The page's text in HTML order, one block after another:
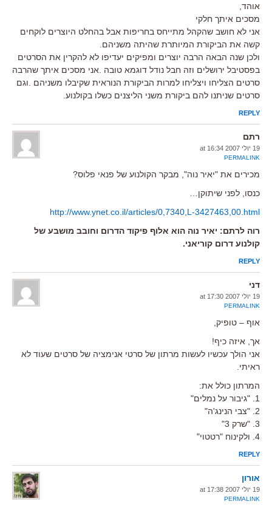
אוהד,
מסכים איתך חלקי
אני לא חושב שהקהל מתייחס בחריפות אבל בהחלט היוצרים לוקחים
קשה את הביקורת המיותרת שהיתה משניהם.
ולכן שנה הבאה הרבה יוצרים ומפיקים יעדיפו לא להקרין את הסרטים
בפסטיבל ירושלים וזה חבל נודל דוגמא טובה .אני מסכים איתך שהרבה
סרטים הצליחו ויצליחו למרות הביקורת הנוראית שקיבלו משניהם .וגם
סרטים שניתנו להם ביקורת משני הליצנים כשלו בקולנוע.
REPLY
רתם
19 יולי 2007 at 16:34
PERMALINK
מכירים את "יאיר נוה", מבקר הקולנוע של פנאי פלוס?
כנסו, לפני שיתוקן…
http://www.ynet.co.il/articles/0,7340,L-3427463,00.html
רוה לרתם: יאיר נוה הוא אלוף פיקוד הדרום וחובב מושבע של
קולנוע דרום קוריאני.
REPLY
דני
19 יולי 2007 at 17:30
PERMALINK
אוף – טופיק,
אך, איזה כיף!
אני הולך עכשיו לעשות מרתון של סרטי אנימציה של סרטים שעוד לא
ראיתי.
המרתון כולל את:
1. "גיבור על נמלים"
2. "צבי הנינג'ה"
3. "שרק 3"
4. ולקינוח "רטטוי"
REPLY
אורון
19 יולי 2007 at 17:38
PERMALINK